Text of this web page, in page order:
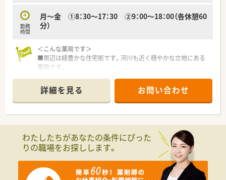
勤務
時間
月～金 ①8：30～17：30 ②9：00～18：00（各休憩60
分）
＜こんな薬局です＞
■周辺は緑豊かな住宅街です。河川も近く穏やかな立地にある
薬局です。
■応需科目は内科・眼科・小児科・整形外科です。
■常時2名体制でまわしている店舗です。
＜業務内容＞
■処方箋枚数は40枚/日前後です。
■現場の先輩薬剤師より指導を受けて頂きます。
詳細を見る お問い合わせ
わたしたちがあなたの条件にぴった
りの職場をお探しします。